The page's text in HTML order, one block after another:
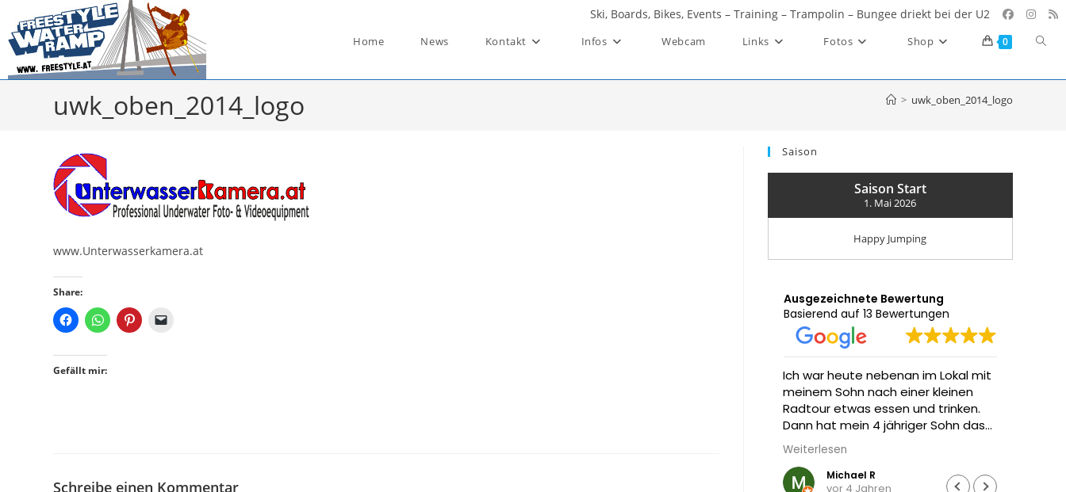
Inhalt
springen
Ski, Boards, Bikes, Events – Training – Trampolin – Bungee driekt bei der U2
Home News Kontakt Infos Webcam Links Fotos Shop 0
uwk_oben_2014_logo > uwk_oben_2014_logo
www.Unterwasserkamera.at
Share:
Gefällt mir:
Schreibe einen Kommentar
Saison
Saison Start
1. Mai 2026
Happy Jumping
Ausgezeichnete Bewertung
Basierend auf 13 Bewertungen
Ich war heute nebenan im Lokal mit
meinem Sohn nach einer kleinen
Radtour etwas essen und trinken.
Dann hat mein 4 jähriger Sohn das
Trampolin von Freestyle gesehen
und wollte unbedingt hüpfen.
Weiterlesen
Michael R
vor 4 Jahren